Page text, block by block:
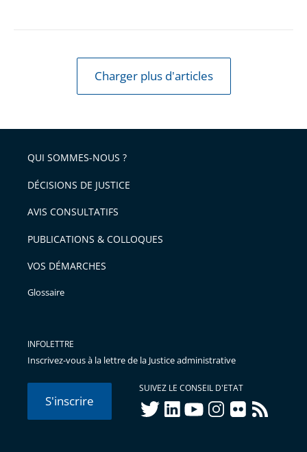
Charger plus d'articles
QUI SOMMES-NOUS ?
DÉCISIONS DE JUSTICE
AVIS CONSULTATIFS
PUBLICATIONS & COLLOQUES
VOS DÉMARCHES
Glossaire
INFOLETTRE
Inscrivez-vous à la lettre de la Justice administrative
S'inscrire
SUIVEZ LE CONSEIL D'ETAT
twitterlinkedInyoutubeinstagram
flickr rss